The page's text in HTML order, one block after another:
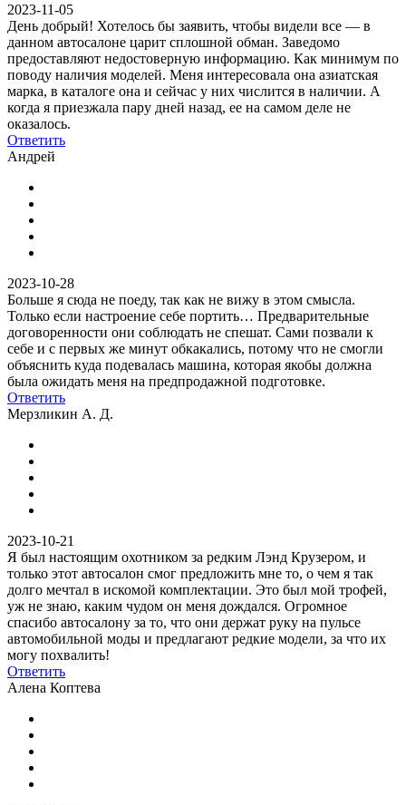
2023-11-05
День добрый! Хотелось бы заявить, чтобы видели все — в
данном автосалоне царит сплошной обман. Заведомо
предоставляют недостоверную информацию. Как минимум по
поводу наличия моделей. Меня интересовала она азиатская
марка, в каталоге она и сейчас у них числится в наличии. А
когда я приезжала пару дней назад, ее на самом деле не
оказалось.
Ответить
Андрей
2023-10-28
Больше я сюда не поеду, так как не вижу в этом смысла.
Только если настроение себе портить… Предварительные
договоренности они соблюдать не спешат. Сами позвали к
себе и с первых же минут обкакались, потому что не смогли
объяснить куда подевалась машина, которая якобы должна
была ожидать меня на предпродажной подготовке.
Ответить
Мерзликин А. Д.
2023-10-21
Я был настоящим охотником за редким Лэнд Крузером, и
только этот автосалон смог предложить мне то, о чем я так
долго мечтал в искомой комплектации. Это был мой трофей,
уж не знаю, каким чудом он меня дождался. Огромное
спасибо автосалону за то, что они держат руку на пульсе
автомобильной моды и предлагают редкие модели, за что их
могу похвалить!
Ответить
Алена Коптева